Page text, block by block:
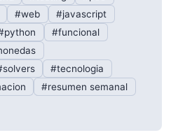
#web
#javascript
#funcional
#tecnologia
#resumen semanal